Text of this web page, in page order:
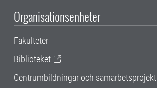
Organisationsenheter
Fakulteter
Biblioteket
Centrumbildningar och samarbetsprojekt